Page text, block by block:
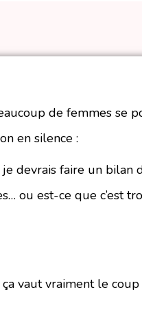
de femmes se
en silence :
je devrais faire un bilan
ou est-ce que c’est
ça vaut vraiment le